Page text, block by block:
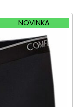
NOVINKA